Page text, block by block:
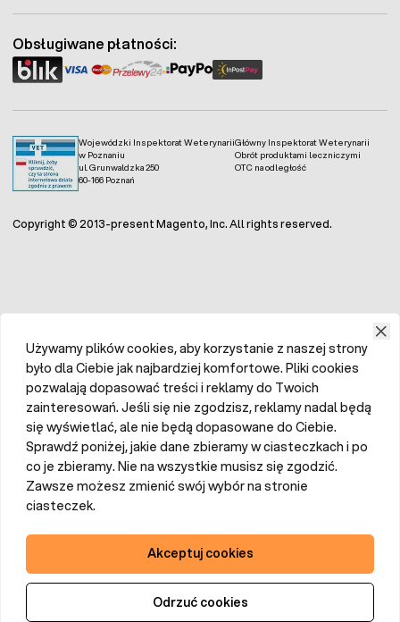
Wojewódzki Inspektorat Weterynarii
w Poznaniu
ul. Grunwaldzka 250
60-166 Poznań
Główny Inspektorat Weterynarii
Obrót produktami leczniczymi
OTC na odległość
Obsługiwane płatności:
Copyright © 2013-present Magento, Inc. All rights reserved.
Używamy plików cookies, aby korzystanie z naszej strony
było dla Ciebie jak najbardziej komfortowe. Pliki cookies
pozwalają dopasować treści i reklamy do Twoich
zainteresowań. Jeśli się nie zgodzisz, reklamy nadal będą
się wyświetlać, ale nie będą dopasowane do Ciebie.
Sprawdź poniżej, jakie dane zbieramy w ciasteczkach i po
co je zbieramy. Nie na wszystkie musisz się zgodzić.
Zawsze możesz zmienić swój wybór na stronie
ciasteczek.
Akceptuj cookies
Odrzuć cookies